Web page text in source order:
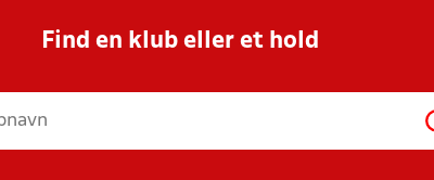
Find en klub eller et hold